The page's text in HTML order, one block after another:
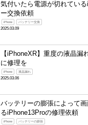
気付いたら電源が切れてい
ー交換依頼
iPhone バッテリー交換
2025.03.09
【iPhoneXR】重度の液晶漏
に修理を
iPhone 液晶漏れ
2025.03.06
バッテリーの膨張によって
るiPhone13Proの修理依頼
iPhone バッテリーの膨張